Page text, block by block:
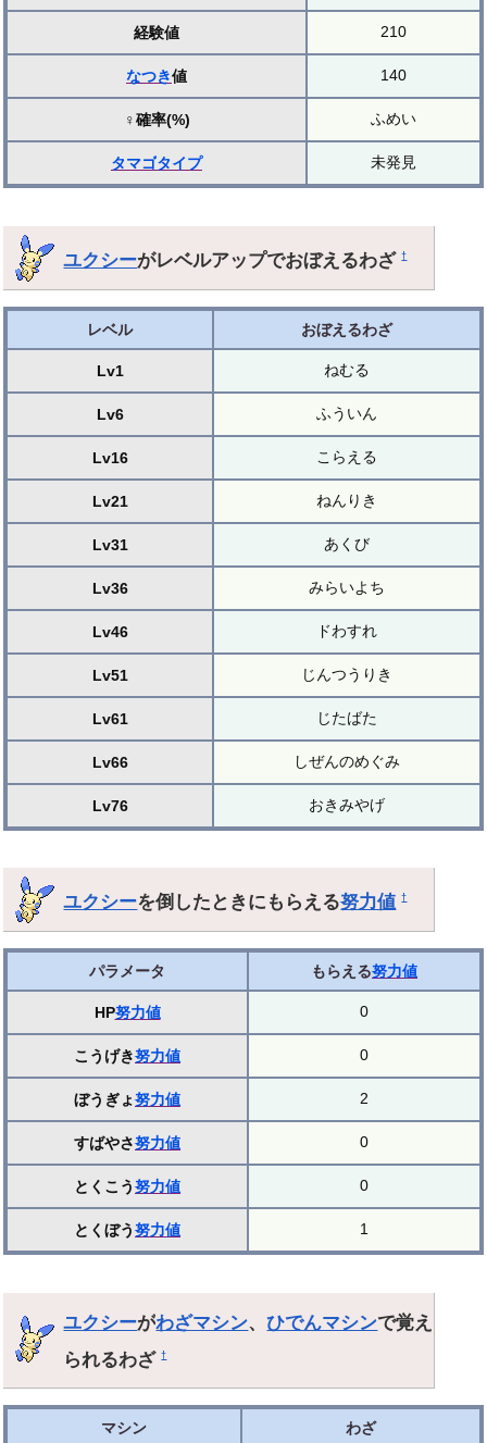
経験値 210
なつき値 140
♀確率(%) ふめい
タマゴタイプ 未発見
ユクシーがレベルアップでおぼえるわざ†
レベル おぼえるわざ
Lv1 ねむる
Lv6 ふういん
Lv16 こらえる
Lv21 ねんりき
Lv31 あくび
Lv36 みらいよち
Lv46 ドわすれ
Lv51 じんつうりき
Lv61 じたばた
Lv66 しぜんのめぐみ
Lv76 おきみやげ
ユクシーを倒したときにもらえる努力値 †
パラメータ もらえる努力値
HP努力値 0
こうげき努力値 0
ぼうぎょ努力値 2
すばやさ努力値 0
とくこう努力値 0
とくぼう努力値 1
ユクシーがわざマシン、ひでんマシンで覚え
られるわざ†
マシン わざ